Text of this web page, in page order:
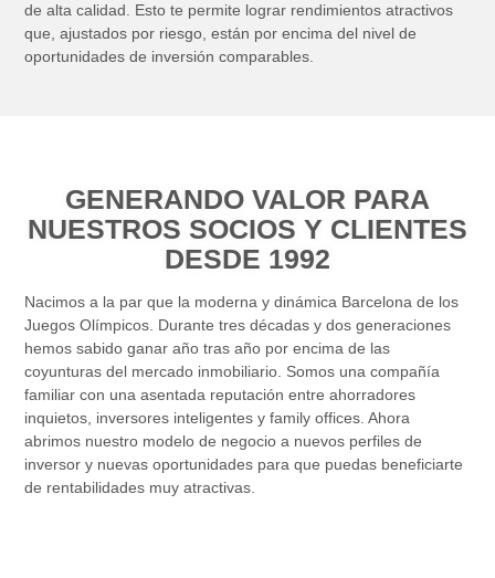
de alta calidad. Esto te permite lograr rendimientos atractivos
que, ajustados por riesgo, están por encima del nivel de
oportunidades de inversión comparables.
GENERANDO VALOR PARA
NUESTROS SOCIOS Y CLIENTES
DESDE 1992
Nacimos a la par que la moderna y dinámica Barcelona de los
Juegos Olímpicos. Durante tres décadas y dos generaciones
hemos sabido ganar año tras año por encima de las
coyunturas del mercado inmobiliario. Somos una compañía
familiar con una asentada reputación entre ahorradores
inquietos, inversores inteligentes y family offices. Ahora
abrimos nuestro modelo de negocio a nuevos perfiles de
inversor y nuevas oportunidades para que puedas beneficiarte
de rentabilidades muy atractivas.